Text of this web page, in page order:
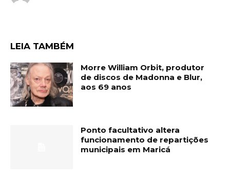
LEIA TAMBÉM
Morre William Orbit, produtor
de discos de Madonna e Blur,
aos 69 anos
Ponto facultativo altera
funcionamento de repartições
municipais em Maricá